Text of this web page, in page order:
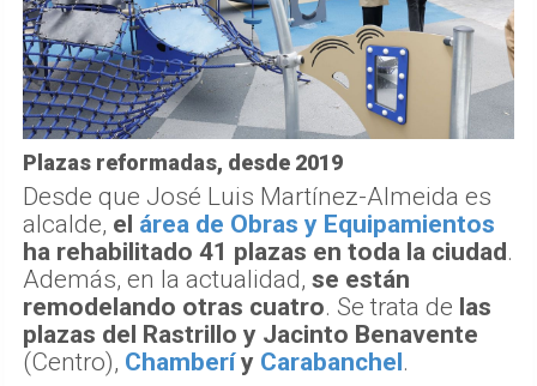
Plazas reformadas, desde 2019
Desde que José Luis Martínez-Almeida es
alcalde, el área de Obras y Equipamientos
ha rehabilitado 41 plazas en toda la ciudad.
Además, en la actualidad, se están
remodelando otras cuatro. Se trata de las
plazas del Rastrillo y Jacinto Benavente
(Centro), Chamberíy Carabanchel.